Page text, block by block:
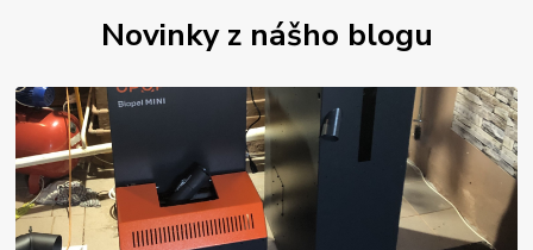
Novinky z nášho blogu